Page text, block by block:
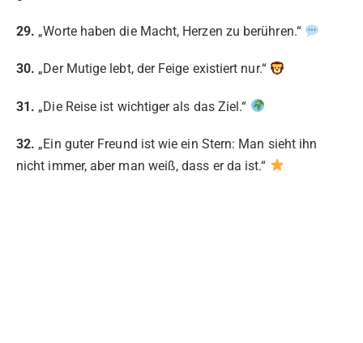
29. „Worte haben die Macht, Herzen zu berühren.“
30. „Der Mutige lebt, der Feige existiert nur.“
31. „Die Reise ist wichtiger als das Ziel.“
32. „Ein guter Freund ist wie ein Stern: Man sieht ihn
nicht immer, aber man weiß, dass er da ist.“